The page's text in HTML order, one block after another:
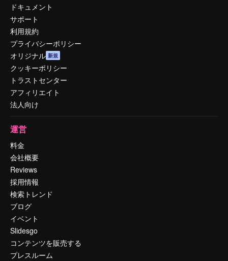
ドキュメント
サポート
利用規約
プライバシーポリシー
オリジナル 新規
クッキーポリシー
トラストセンター
アフィリエイト
法人向け
運営
料金
会社概要
Reviews
採用情報
検索トレンド
ブログ
イベント
Slidesgo
コンテンツを販売する
プレスルーム